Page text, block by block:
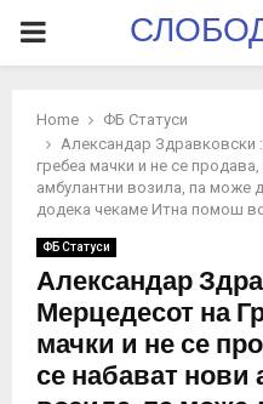
PRIMARY
Home
ФБ Статуси
Александар Здравковски :
гребеа мачки и не се
амбулантни возила, па може
додека чекаме Итна помош
ФБ Статуси
Александар
Мерцедесот на
мачки и не се
се набават нови